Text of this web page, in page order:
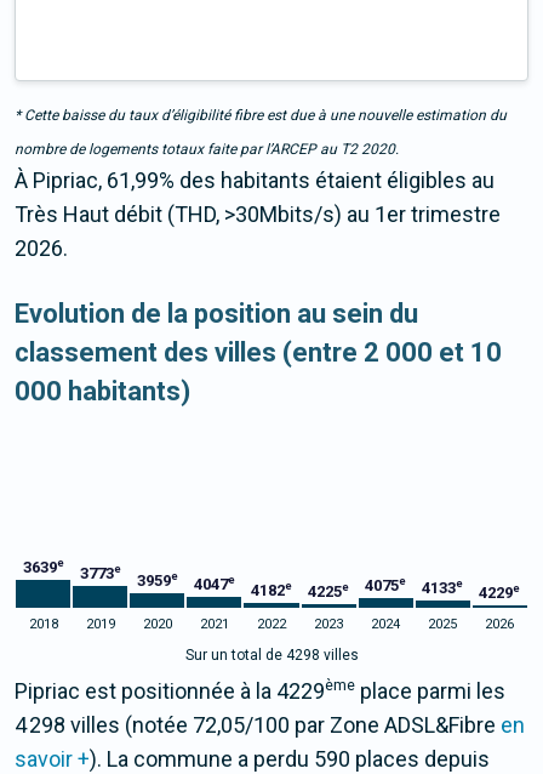
* Cette baisse du taux d’éligibilité fibre est due à une nouvelle estimation du
nombre de logements totaux faite par l’ARCEP au T2 2020.
À Pipriac, 61,99% des habitants étaient éligibles au
Très Haut débit (THD, >30Mbits/s) au 1er trimestre
2026.
Evolution de la position au sein du
classement des villes (entre 2 000 et 10
000 habitants)
3639e
3773e
3959e 4047e
4182e 4225e 4075e 4133e
4229e
2018 2019 2020 2021 2022 2023 2024 2025 2026
Sur un total de 4298 villes
Pipriac est positionnée à la 4229ème place parmi les
4 298 villes (notée 72,05/100 par Zone ADSL&Fibre en
savoir +). La commune a perdu 590 places depuis